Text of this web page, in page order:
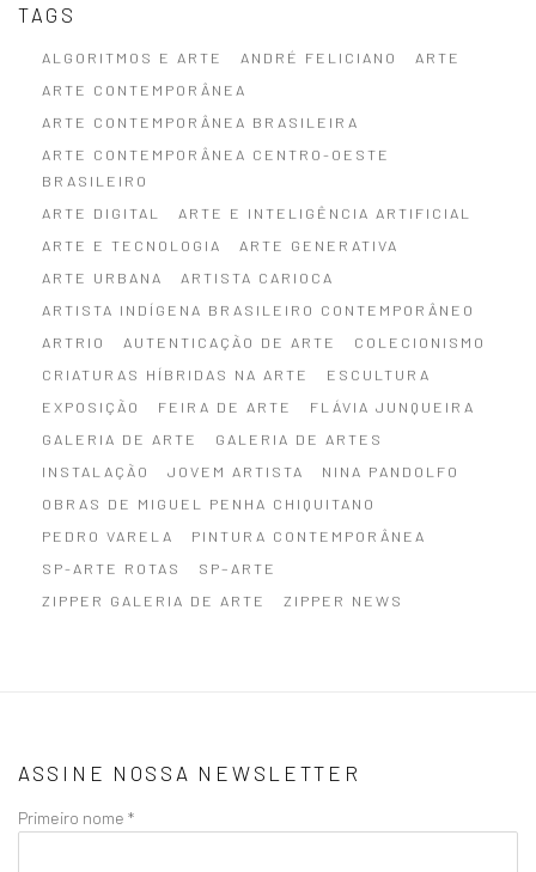
TAGS
ALGORITMOS E ARTE ANDRÉ FELICIANO
ARTE
ARTE CONTEMPORÂNEA
ARTE CONTEMPORÂNEA BRASILEIRA
ARTE CONTEMPORÂNEA CENTRO-OESTE
BRASILEIRO
ARTE DIGITAL
ARTE E INTELIGÊNCIA ARTIFICIAL
ARTE E TECNOLOGIA
ARTE GENERATIVA
ARTE URBANA
ARTISTA CARIOCA
ARTISTA INDÍGENA BRASILEIRO CONTEMPORÂNEO
ARTRIO
AUTENTICAÇÃO DE ARTE
COLECIONISMO
CRIATURAS HÍBRIDAS NA ARTE
ESCULTURA
EXPOSIÇÃO
FEIRA DE ARTE
FLÁVIA JUNQUEIRA
GALERIA DE ARTE
GALERIA DE ARTES
INSTALAÇÃO
JOVEM ARTISTA
NINA PANDOLFO
OBRAS DE MIGUEL PENHA CHIQUITANO
PEDRO VARELA
PINTURA CONTEMPORÂNEA
SP-ARTE ROTAS
SP–ARTE
ZIPPER GALERIA DE ARTE
ZIPPER NEWS
ASSINE NOSSA NEWSLETTER
Primeiro nome *